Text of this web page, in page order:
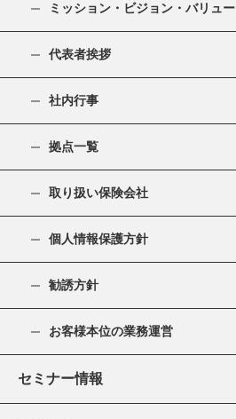
ミッション・ビジョン・バリュー
代表者挨拶
社内行事
拠点一覧
取り扱い保険会社
個人情報保護方針
勧誘方針
お客様本位の業務運営
セミナー情報